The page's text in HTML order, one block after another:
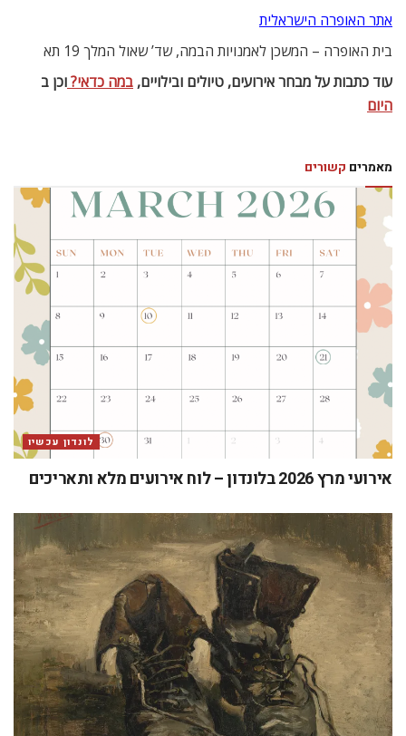
אתר האופרה הישראלית
בית האופרה – המשכן לאמנויות הבמה, שד’ שאול המלך 19 תא
עוד כתבות על מבחר אירועים, טיולים ובילויים, במה כדאי?וכן ב
היום
מאמרים קשורים
לונדון עכשיו
אירועי מרץ 2026 בלונדון – לוח אירועים מלא ותאריכים